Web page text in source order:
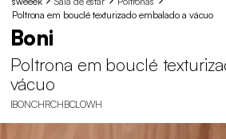
Poltrona em bouclé texturizado embalado a vácuo
Boni
Poltrona em bouclé
vácuo
IBONCHRCHBCLOWH